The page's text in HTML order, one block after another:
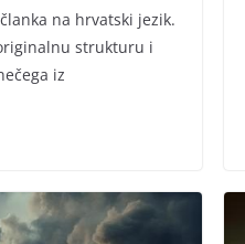
na hrvatski jezik.
strukturu i
iz